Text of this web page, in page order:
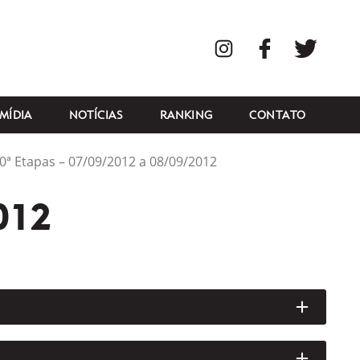
InstagramFacebook
NOTÍCIAS RANKING CONTATO
Etapas – 07/09/2012 a 08/09/2012